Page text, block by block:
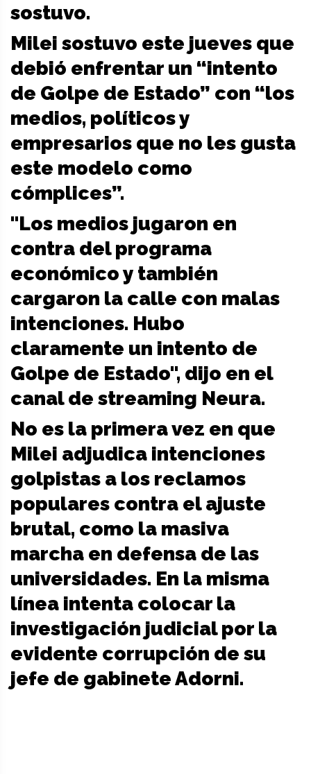
sostuvo.
Milei sostuvo este jueves que
debió enfrentar un “intento
de Golpe de Estado” con “los
medios, políticos y
empresarios que no les gusta
este modelo como
cómplices”.
"Los medios jugaron en
contra del programa
económico y también
cargaron la calle con malas
intenciones. Hubo
claramente un intento de
Golpe de Estado", dijo en el
canal de streaming Neura.
No es la primera vez en que
Milei adjudica intenciones
golpistas a los reclamos
populares contra el ajuste
brutal, como la masiva
marcha en defensa de las
universidades. En la misma
línea intenta colocar la
investigación judicial por la
evidente corrupción de su
jefe de gabinete Adorni.